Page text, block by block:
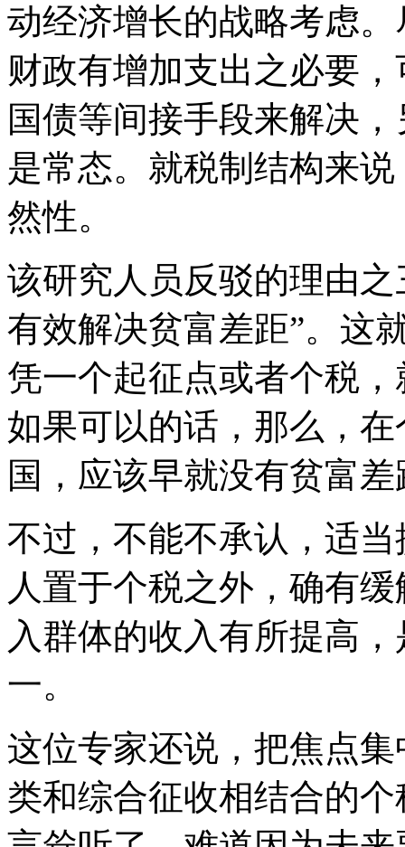
动经济增长的战略考虑
财政有增加支出之必要
国债等间接手段来解决
是常态。就税制结构来
然性。
该研究人员反驳的理由
有效解决贫富差距”。这
凭一个起征点或者个税
如果可以的话，那么，
国，应该早就没有贫富
不过，不能不承认，适
人置于个税之外，确有
入群体的收入有所提高
一。
这位专家还说，把焦点
类和综合征收相结合的